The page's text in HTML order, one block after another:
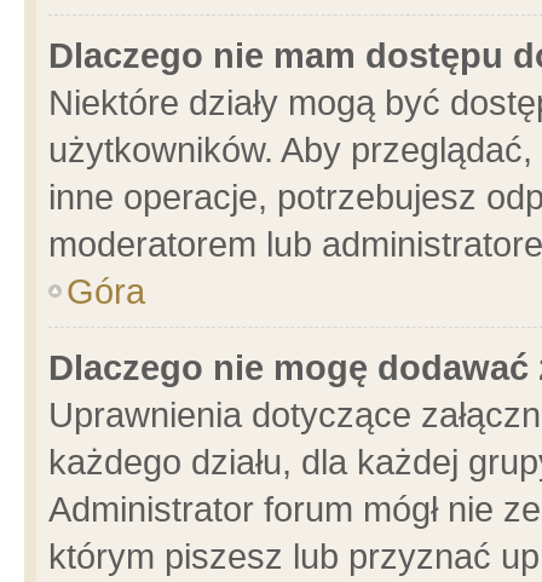
Dlaczego nie mam dostępu
Niektóre działy mogą być
użytkowników. Aby
inne operacje, potrzebujesz
moderatorem lub
Góra
Dlaczego nie mogę dodawać
Uprawnienia dotyczące
każdego działu, dla każdej
Administrator forum mógł nie
którym piszesz lub przyznać